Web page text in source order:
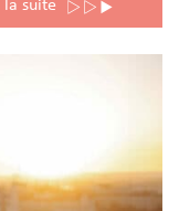
la suite